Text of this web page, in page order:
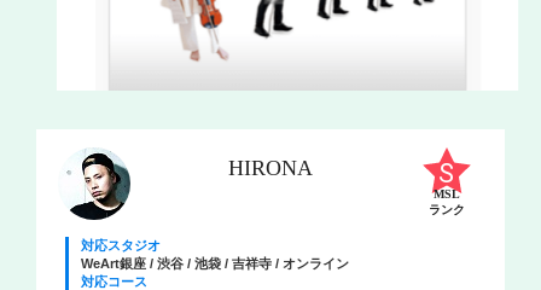
HIRONA
MSL
ランク
対応スタジオ
WeArt銀座 / 渋谷 / 池袋 / 吉祥寺 / オンライン
対応コース